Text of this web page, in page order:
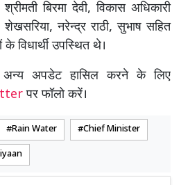
बिरमा देवी, विकास अधिकारी
शेखसरिया, नरेन्द्र राठी, सुभाष सहित
के विधार्थी उपस्थित थे।
अपडेट हासिल करने के लिए
पर फॉलो करें।
Rain Water Chief Minister